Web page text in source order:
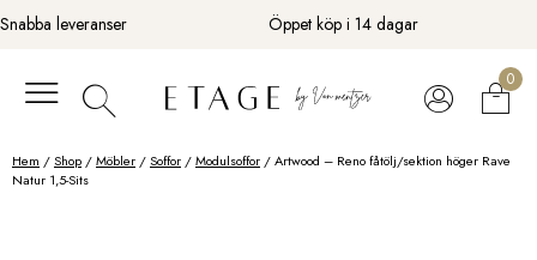
Fortsätt
till
Snabba leveranser Öppet köp i 14 dagar
0
Hem /Shop /Möbler /Soffor /Modulsoffor / Artwood – Reno fåtölj/sektion höger Rave
Natur 1,5-Sits